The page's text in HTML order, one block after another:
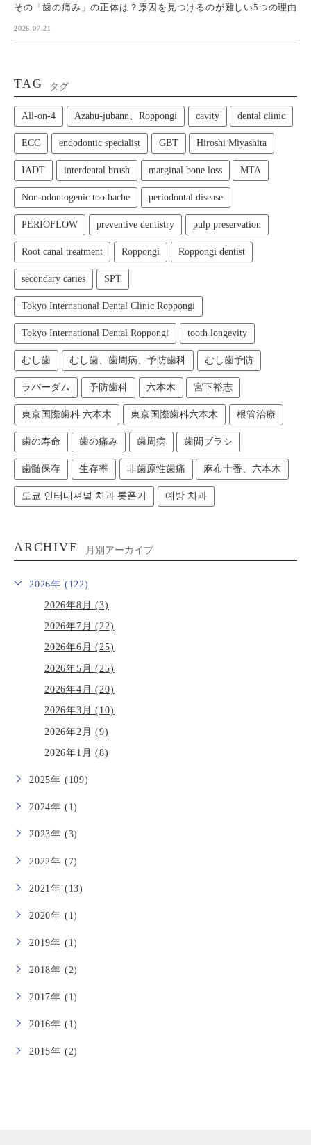
その「歯の痛み」の正体は？原因を見つけるのが難しい5つの理由
2026.07.21
TAG タグ
All‑on‑4 Azabu-jubann、Roppongi cavity dental clinic
ECC endodontic specialist GBT Hiroshi Miyashita
IADT interdental brush marginal bone loss MTA
Non-odontogenic toothache periodontal disease
PERIOFLOW preventive dentistry pulp preservation
Root canal treatment Roppongi Roppongi dentist
secondary caries SPT
Tokyo International Dental Clinic Roppongi
Tokyo International Dental Roppongi tooth longevity
むし歯 むし歯、歯周病、予防歯科 むし歯予防
ラバーダム 予防歯科 六本木 宮下裕志
東京国際歯科 六本木 東京国際歯科六本木 根管治療
歯の寿命 歯の痛み 歯周病 歯間ブラシ
歯髄保存 生存率 非歯原性歯痛 麻布十番、六本木
도쿄 인터내셔널 치과 롯폰기 예방 치과
ARCHIVE 月別アーカイブ
2026年 (122)
2026年8月 (3)
2026年7月 (22)
2026年6月 (25)
2026年5月 (25)
2026年4月 (20)
2026年3月 (10)
2026年2月 (9)
2026年1月 (8)
2025年 (109)
2024年 (1)
2023年 (3)
2022年 (7)
2021年 (13)
2020年 (1)
2019年 (1)
2018年 (2)
2017年 (1)
2016年 (1)
2015年 (2)